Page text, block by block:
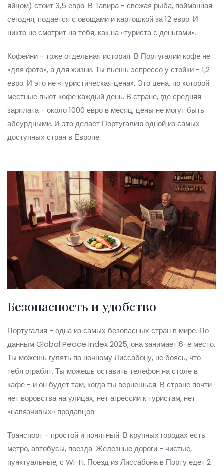
яйцом) стоит 3,5 евро. В Тавира - свежая рыба, пойманная
сегодня, подается с овощами и картошкой за 12 евро. И
никто не смотрит на тебя, как на «туриста с деньгами».
Кофейни - тоже отдельная история. В Португалии кофе не
«для фото», а для жизни. Ты пьешь эспрессо у стойки - 1,2
евро. И это не «туристическая цена». Это цена, по которой
местные пьют кофе каждый день. В стране, где средняя
зарплата - около 1000 евро в месяц, цены не могут быть
абсурдными. И это делает Португалию одной из самых
доступных стран в Европе.
Безопасность и удобство
Португалия - одна из самых безопасных стран в мире. По
данным Global Peace Index 2025, она занимает 6-е место.
Ты можешь гулять по ночному Лиссабону, не боясь, что
тебя ограбят. Ты можешь оставить телефон на столе в
кафе - и он будет там, когда ты вернешься. В стране почти
нет воровства на улицах, нет агрессии к туристам, нет
«навязчивых» продавцов.
Транспорт - простой и понятный. В крупных городах есть
метро, автобусы, поезда. Железные дороги - чистые,
пунктуальные, с Wi-Fi. Поезд из Лиссабона в Порту едет 2